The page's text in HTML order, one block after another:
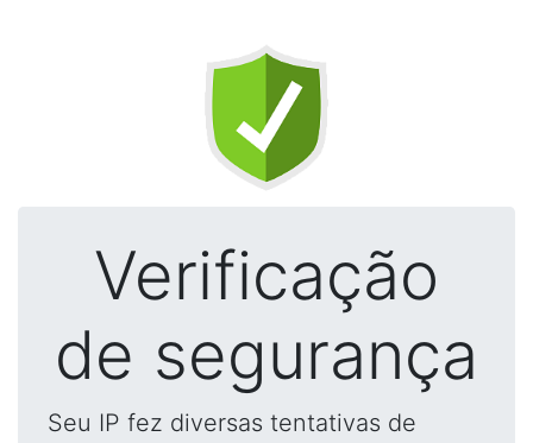
Verificação
de segurança
Seu IP fez diversas tentativas de